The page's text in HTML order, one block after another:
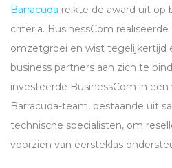
Barracuda reikte de award uit op
criteria. BusinessCom
omzetgroei en wist tegelijkertijd
business partners aan zich te
investeerde BusinessCom in
Barracuda-team, bestaande uit
technische specialisten, om
voorzien van eersteklas